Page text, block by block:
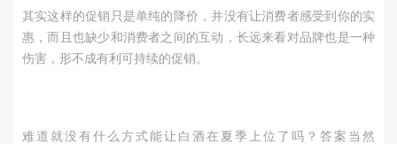
其实这样的促销只是单纯的降价，并没有让消费者感受到你的实
惠，而且也缺少和消费者之间的互动，长远来看对品牌也是一种
伤害，形不成有利可持续的促销。
难道就没有什么方式能让白酒在夏季上位了吗？答案当然